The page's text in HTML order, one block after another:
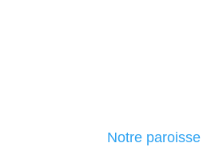
Notre paroisse